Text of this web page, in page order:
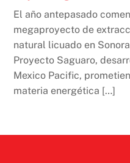
El año antepasado
megaproyecto de
natural licuado en
Proyecto Saguaro,
Mexico Pacific,
materia energética […]